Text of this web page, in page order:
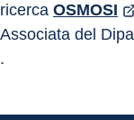
ricerca OSMOSI
Associata del
.